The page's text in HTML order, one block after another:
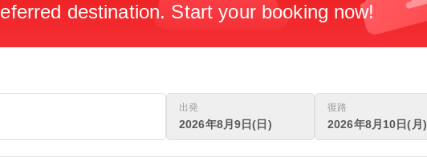
destination. Start your booking now!
出発
2026年8月9日(日)
復路
2026年8月10日(月)